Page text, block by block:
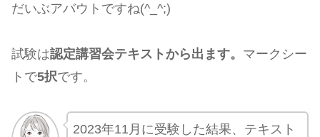
だいぶアバウトですね(^_^;)
試験は認定講習会テキストから出ます。 マークシー
トで5択です。
2023年11月に受験した結果、テキスト